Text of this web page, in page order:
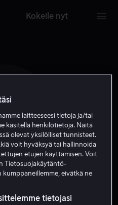
Kokeile nyt
M laitteeseesi tietoja ja/tai
käsitellä henkilötietoja. Näitä
olevat yksilölliset tunnisteet.
voit hyväksyä tai hallinnoida
etujen käyttämisen. Voit
Tietosuojakäytäntö-
kumppaneillemme, eivätkä ne
tietojasi